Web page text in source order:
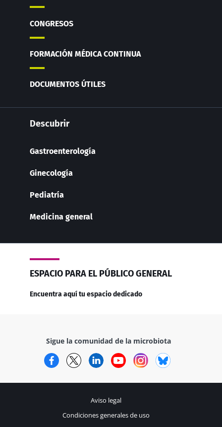
CONGRESOS
FORMACIÓN MÉDICA CONTINUA
DOCUMENTOS ÚTILES
Descubrir
Gastroenterología
Ginecología
Pediatría
Medicina general
ESPACIO PARA EL PÚBLICO GENERAL
Encuentra aquí tu espacio dedicado
Sigue la comunidad de la microbiota
FacebookTwitterLinkedInYouTubeInstagram
Aviso legal
Condiciones generales de uso